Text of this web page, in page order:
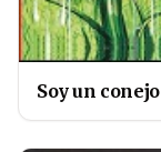
Soy un conejo